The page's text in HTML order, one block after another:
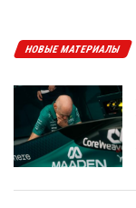
НОВЫЕ МАТЕРИАЛЫ